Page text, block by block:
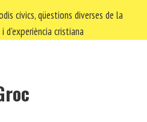
cívics, qüestions diverses de la
d'experiència cristiana